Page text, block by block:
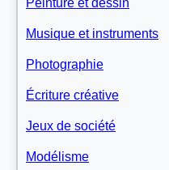
Peinture et dessin
Musique et instruments
Photographie
Écriture créative
Jeux de société
Modélisme